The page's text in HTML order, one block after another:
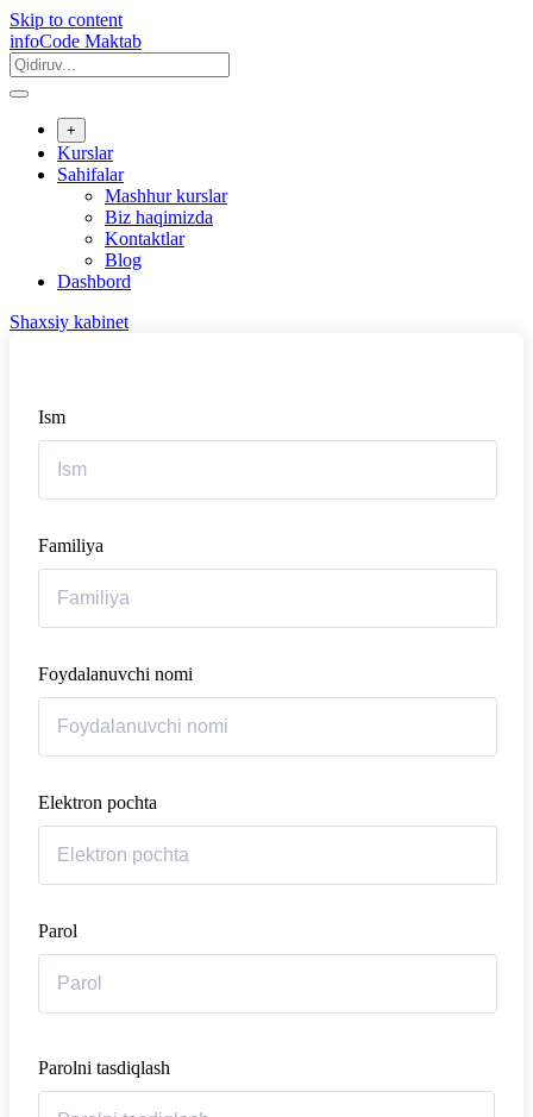
Skip to content
infoCode Maktab
+
Kurslar
Sahifalar
Mashhur kurslar
Biz haqimizda
Kontaktlar
Blog
Dashbord
Shaxsiy kabinet
Ism
Familiya
Foydalanuvchi nomi
Elektron pochta
Parol
Parolni tasdiqlash